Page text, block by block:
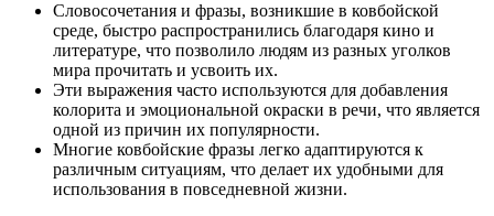
Словосочетания и фразы, возникшие в ковбойской
среде, быстро распространились благодаря кино и
литературе, что позволило людям из разных уголков
мира прочитать и усвоить их.
Эти выражения часто используются для добавления
колорита и эмоциональной окраски в речи, что является
одной из причин их популярности.
Многие ковбойские фразы легко адаптируются к
различным ситуациям, что делает их удобными для
использования в повседневной жизни.